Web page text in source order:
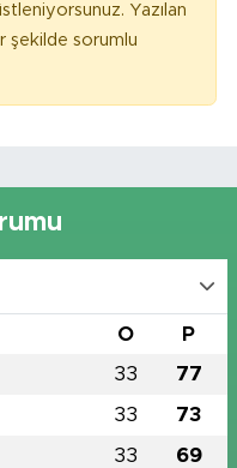
Yazılan
şekilde sorumlu
O P
33 77
33 73
33 69